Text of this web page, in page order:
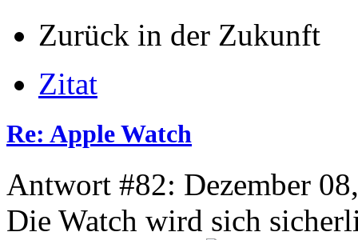
Zurück in der Zukunft
Zitat
Re: Apple Watch
Antwort #82: Dezember
Die Watch wird sich